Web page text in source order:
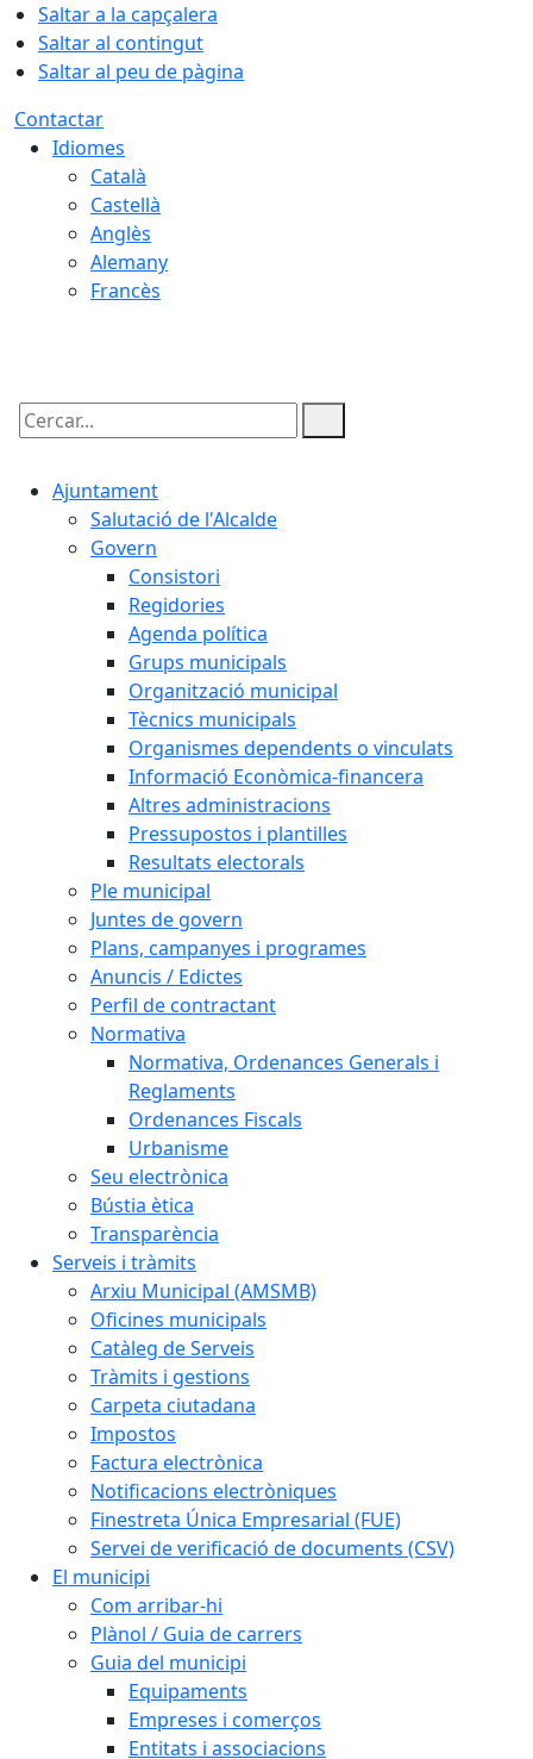
Saltar a la capçalera
Saltar al contingut
Saltar al peu de pàgina
Contactar
Idiomes
Català
Castellà
Anglès
Alemany
Francès
Cercar:
Ajuntament
Salutació de l'Alcalde
Govern
Consistori
Regidories
Agenda política
Grups municipals
Organització municipal
Tècnics municipals
Organismes dependents o vinculats
Informació Econòmica-financera
Altres administracions
Pressupostos i plantilles
Resultats electorals
Ple municipal
Juntes de govern
Plans, campanyes i programes
Anuncis / Edictes
Perfil de contractant
Normativa
Normativa, Ordenances Generals i
Reglaments
Ordenances Fiscals
Urbanisme
Seu electrònica
Bústia ètica
Transparència
Serveis i tràmits
Arxiu Municipal (AMSMB)
Oficines municipals
Catàleg de Serveis
Tràmits i gestions
Carpeta ciutadana
Impostos
Factura electrònica
Notificacions electròniques
Finestreta Única Empresarial (FUE)
Servei de verificació de documents (CSV)
El municipi
Com arribar-hi
Plànol / Guia de carrers
Guia del municipi
Equipaments
Empreses i comerços
Entitats i associacions